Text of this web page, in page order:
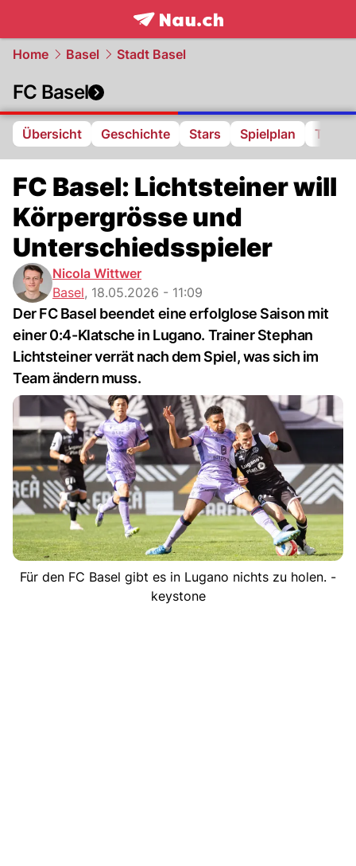
frontpage.NAU.ch
Home Basel Stadt Basel
FC Basel
Übersicht Geschichte Stars Spielplan
FC Basel: Lichtsteiner will
Körpergrösse und
Unterschiedsspieler
Nicola Wittwer
Basel, 18.05.2026 - 11:09
Der FC Basel beendet eine erfolglose Saison mit
einer 0:4-Klatsche in Lugano. Trainer Stephan
Lichtsteiner verrät nach dem Spiel, was sich im
Team ändern muss.
Für den FC Basel gibt es in Lugano nichts zu holen. -
keystone